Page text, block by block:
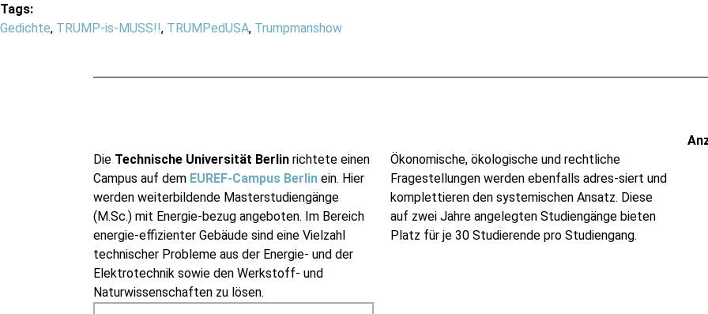
Tags:
Gedichte, TRUMP-is-MUSS!!, TRUMPedUSA, Trumpmanshow
Die Technische Universität Berlinrichtete einen
Campus auf dem EUREF-Campus Berlinein. Hier
werden weiterbildende Masterstudiengänge
(M.Sc.) mit Energie-bezug angeboten. Im Bereich
energie-effizienter Gebäude sind eine Vielzahl
technischer Probleme aus der Energie- und der
Elektrotechnik sowie den Werkstoff- und
Naturwissenschaften zu lösen.
Ökonomische, ökologische und rechtliche
Fragestellungen werden ebenfalls adres-siert und
komplettieren den systemischen Ansatz. Diese
auf zwei Jahre angelegten Studiengänge bieten
Platz für je 30 Studierende pro Studiengang.